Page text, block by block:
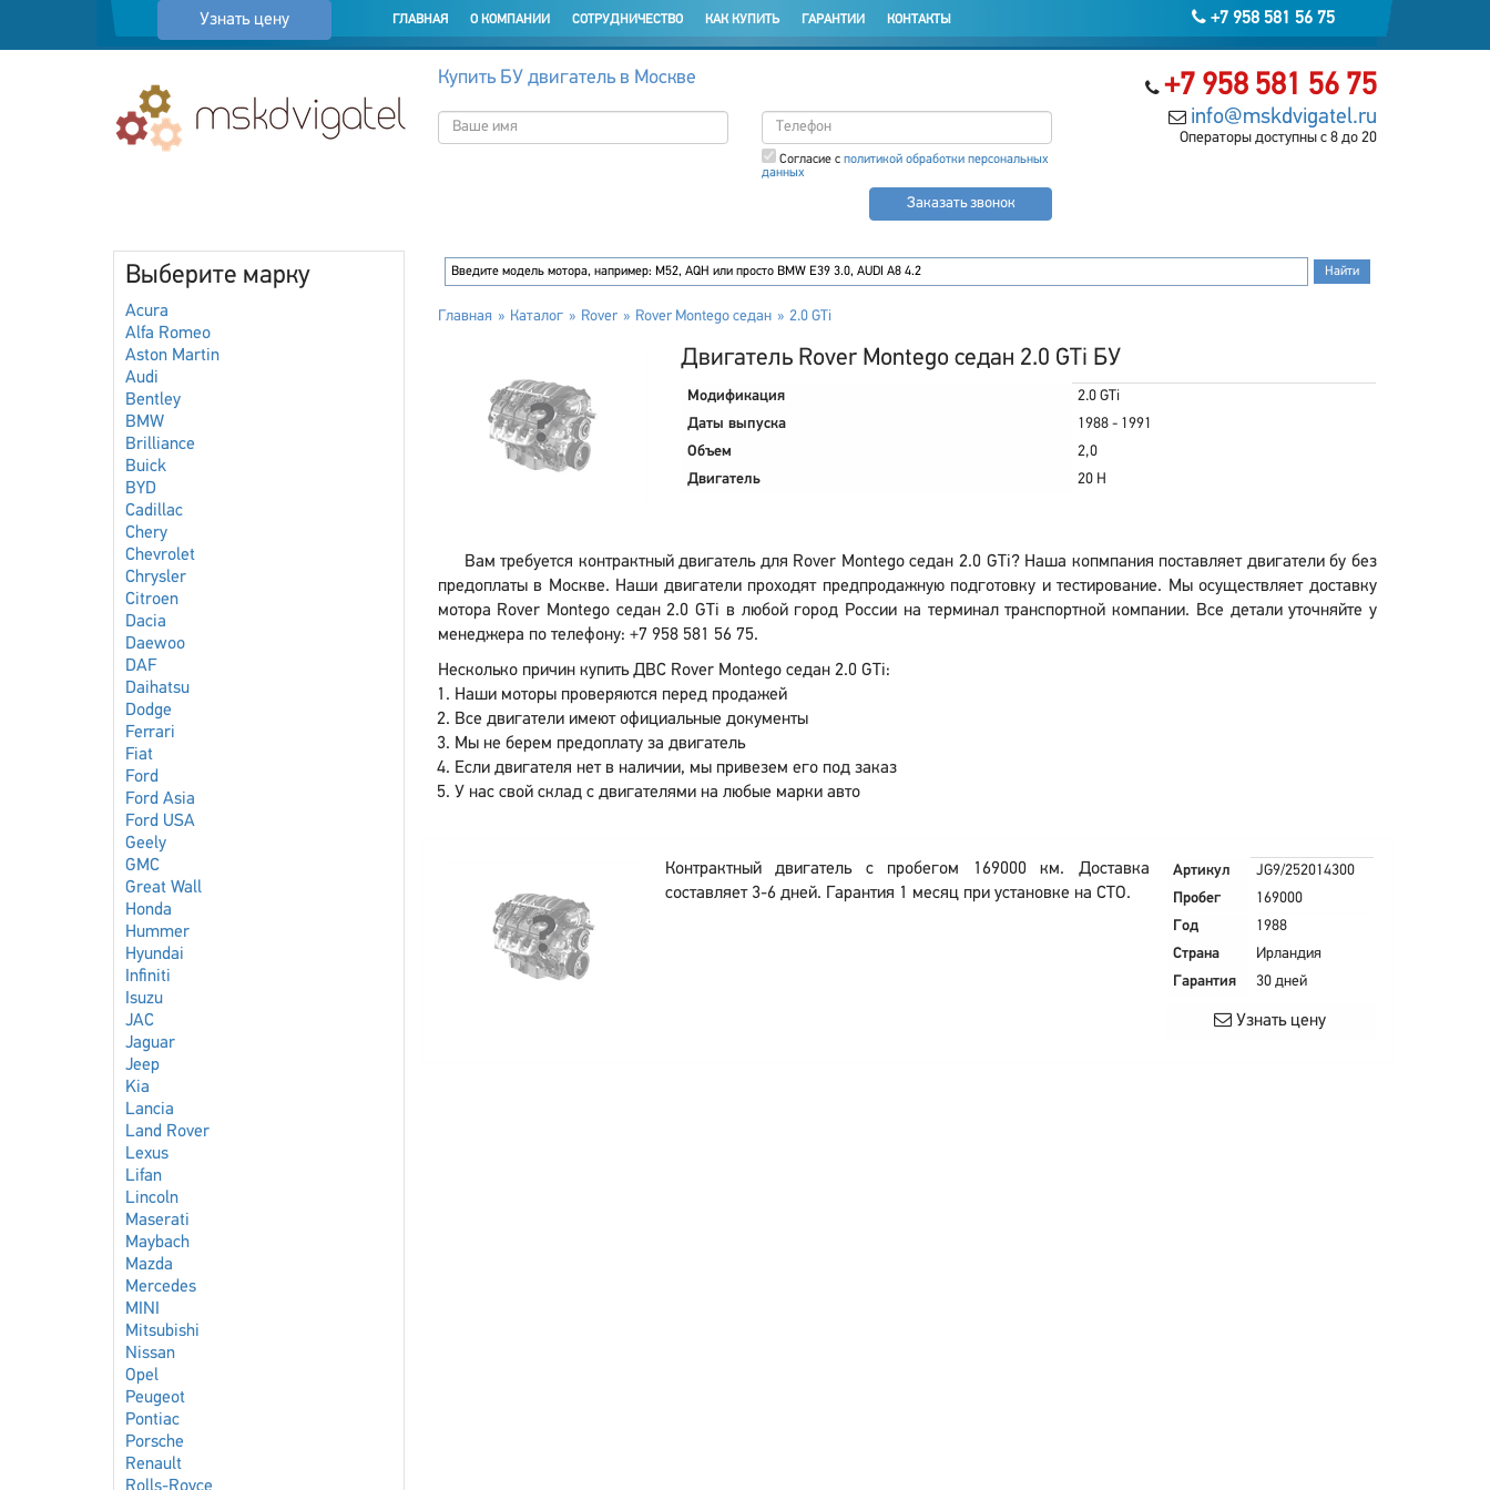
Узнать цену +7 958 581 56 75
ГЛАВНАЯ О КОМПАНИИ СОТРУДНИЧЕСТВО КАК КУПИТЬ ГАРАНТИИ КОНТАКТЫ
+7 958 581 56 75
info@mskdvigatel.ru
Операторы доступны с 8 до 20
Купить БУ двигатель в Москве
Согласие с политикой обработки персональных
данных
Заказать звонок
Выберите марку
Acura
Alfa Romeo
Aston Martin
Audi
Bentley
BMW
Brilliance
Buick
BYD
Cadillac
Chery
Chevrolet
Chrysler
Citroen
Dacia
Daewoo
DAF
Daihatsu
Dodge
Ferrari
Fiat
Ford
Ford Asia
Ford USA
Geely
GMC
Great Wall
Honda
Hummer
Hyundai
Infiniti
Isuzu
JAC
Jaguar
Jeep
Kia
Lancia
Land Rover
Lexus
Lifan
Lincoln
Maserati
Maybach
Mazda
Mercedes
MINI
Mitsubishi
Nissan
Opel
Peugeot
Pontiac
Porsche
Renault
Главная Каталог Rover Rover Montego седан 2.0 GTi
Двигатель Rover Montego седан 2.0 GTi БУ
Модификация
2.0 GTi
Даты выпуска
1988 - 1991
Объем
2,0
Двигатель
20 H
Вам требуется контрактный двигатель для Rover Montego седан 2.0 GTi? Наша копмпания поставляет двигатели бу без
предоплаты в Москве. Наши двигатели проходят предпродажную подготовку и тестирование. Мы осуществляет доставку
мотора Rover Montego седан 2.0 GTi в любой город России на терминал транспортной компании. Все детали уточняйте у
менеджера по телефону: +7 958 581 56 75.
Несколько причин купить ДВС Rover Montego седан 2.0 GTi:
Наши моторы проверяются перед продажей
Все двигатели имеют официальные документы
Мы не берем предоплату за двигатель
Если двигателя нет в наличии, мы привезем его под заказ
У нас свой склад с двигателями на любые марки авто
Контрактный двигатель с пробегом 169000 км. Доставка
составляет 3-6 дней. Гарантия 1 месяц при установке на СТО.
Артикул
JG9/252014300
Пробег
169000
Год
1988
Страна
Ирландия
Гарантия
30 дней
Узнать цену